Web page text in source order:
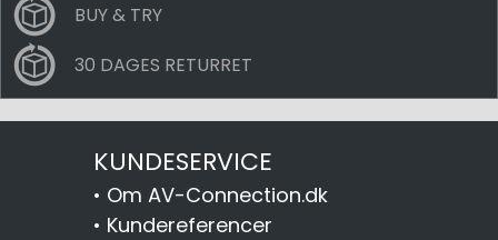
BUY & TRY
30 DAGES RETURRET
KUNDESERVICE
• Om AV-Connection.dk
• Kundereferencer